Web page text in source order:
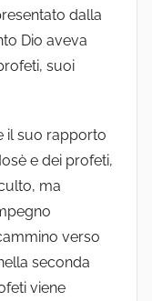
dalla
Dio aveva
suoi
il suo rapporto
e dei profeti,
ma
verso
seconda
viene